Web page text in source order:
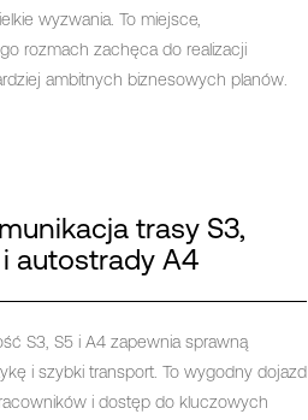
wyzwania. To miejsce,
rozmach zachęca do realizacji
ambitnych biznesowych planów.
trasy S3,
i autostrady A4
S3, S5 i A4 zapewnia sprawną
i szybki transport. To wygodny dojazd
i dostęp do kluczowych